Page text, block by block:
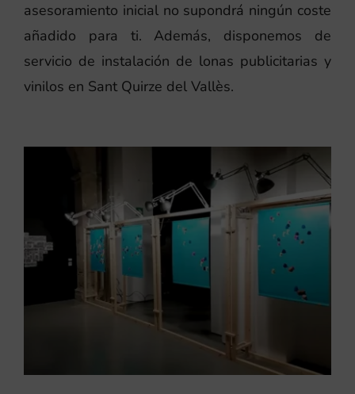
asesoramiento inicial no supondrá ningún coste
añadido para ti. Además, disponemos de
servicio de instalación de lonas publicitarias y
vinilos en Sant Quirze del Vallès.